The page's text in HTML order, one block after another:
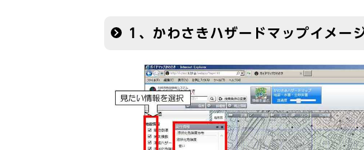
1、かわさきハザードマップイメー